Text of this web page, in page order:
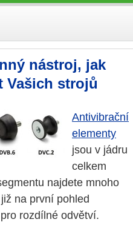
nástroj, jak
Vašich strojů
Antivibrační
elementy
jsou v jádru
celkem
najdete mnoho
na první pohled
rozdílné odvětví.